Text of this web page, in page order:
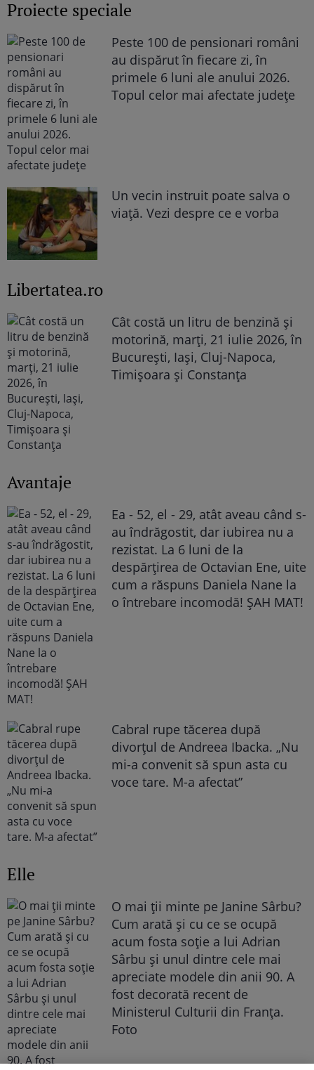
Proiecte speciale
Peste 100 de pensionari români
au dispărut în fiecare zi, în
primele 6 luni ale anului 2026.
Topul celor mai afectate județe
Un vecin instruit poate salva o
viață. Vezi despre ce e vorba
Libertatea.ro
Cât costă un litru de benzină și
motorină, marți, 21 iulie 2026, în
București, Iași, Cluj-Napoca,
Timișoara și Constanța
Avantaje
Ea - 52, el - 29, atât aveau când s-
au îndrăgostit, dar iubirea nu a
rezistat. La 6 luni de la
despărțirea de Octavian Ene, uite
cum a răspuns Daniela Nane la
o întrebare incomodă! ȘAH MAT!
Cabral rupe tăcerea după
divorțul de Andreea Ibacka. „Nu
mi-a convenit să spun asta cu
voce tare. M-a afectat”
Elle
O mai ții minte pe Janine Sârbu?
Cum arată și cu ce se ocupă
acum fosta soție a lui Adrian
Sârbu și unul dintre cele mai
apreciate modele din anii 90. A
fost decorată recent de
Ministerul Culturii din Franța.
Foto